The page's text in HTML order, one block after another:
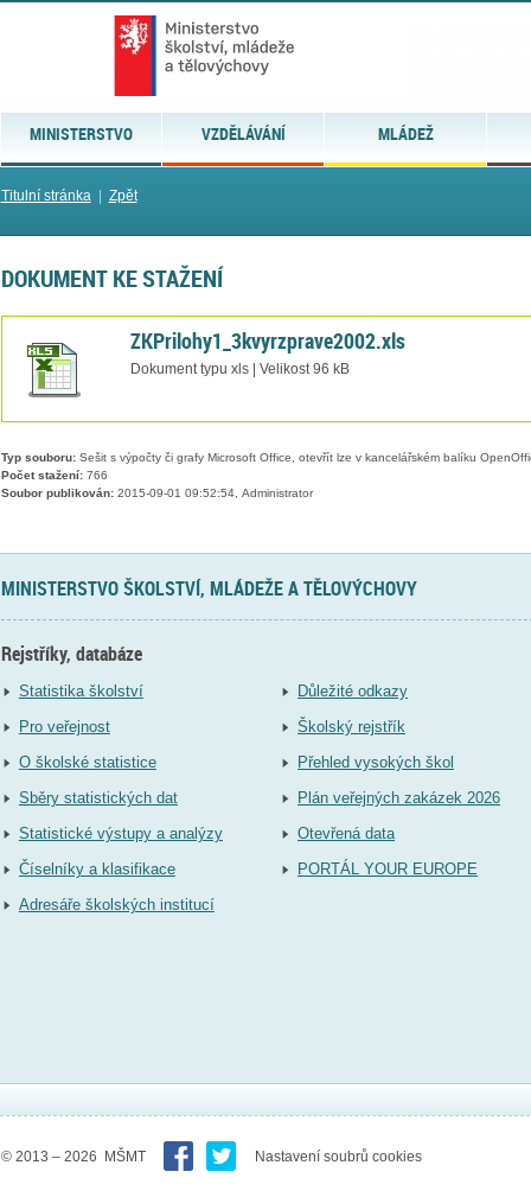
MINISTERSTVO VZDĚLÁVÁNÍ MLÁDEŽ
Titulní stránka| Zpět
DOKUMENT KE STAŽENÍ
ZKPrilohy1_3kvyrzprave2002.xls
Dokument typu xls | Velikost 96 kB
Typ souboru:Sešit s výpočty či grafy Microsoft Office, otevřít lze v kancelářském balíku
Počet stažení:766
Soubor publikován:2015-09-01 09:52:54, Administrator
MINISTERSTVO ŠKOLSTVÍ, MLÁDEŽE A TĚLOVÝCHOVY
Rejstříky, databáze
Statistika školství
Pro veřejnost
O školské statistice
Sběry statistických dat
Statistické výstupy a analýzy
Číselníky a klasifikace
Adresáře školských institucí
Důležité odkazy
Školský rejstřík
Přehled vysokých škol
Plán veřejných zakázek 2026
Otevřená data
PORTÁL YOUR EUROPE
© 2013 – 2026 MŠMT Nastavení soubrů cookies